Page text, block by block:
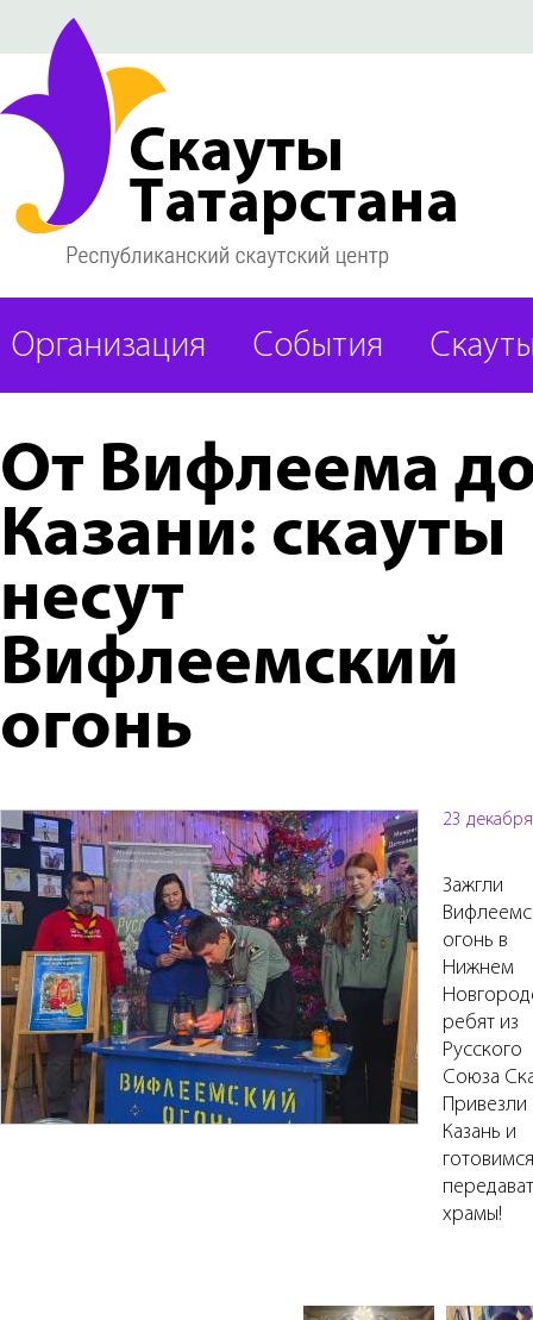
Организация События
От Вифлеема
Казани: скауты
несут
Вифлеемский
огонь
23
Зажгли
огонь в
Нижнем
ребят из
Русского
Союза
Привезли
Казань и
готовимся
храмы!